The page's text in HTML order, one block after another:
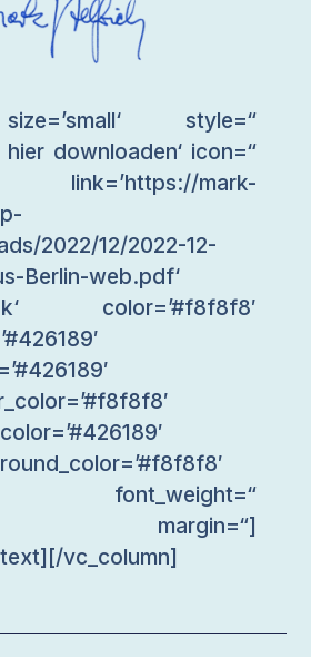
style=“
downloaden‘ icon=“
link=’https://mark-
2022/12/2022-12-
Berlin-web.pdf‘
color=’#f8f8f8′
font_weight=“
margin=“]
vc_column]